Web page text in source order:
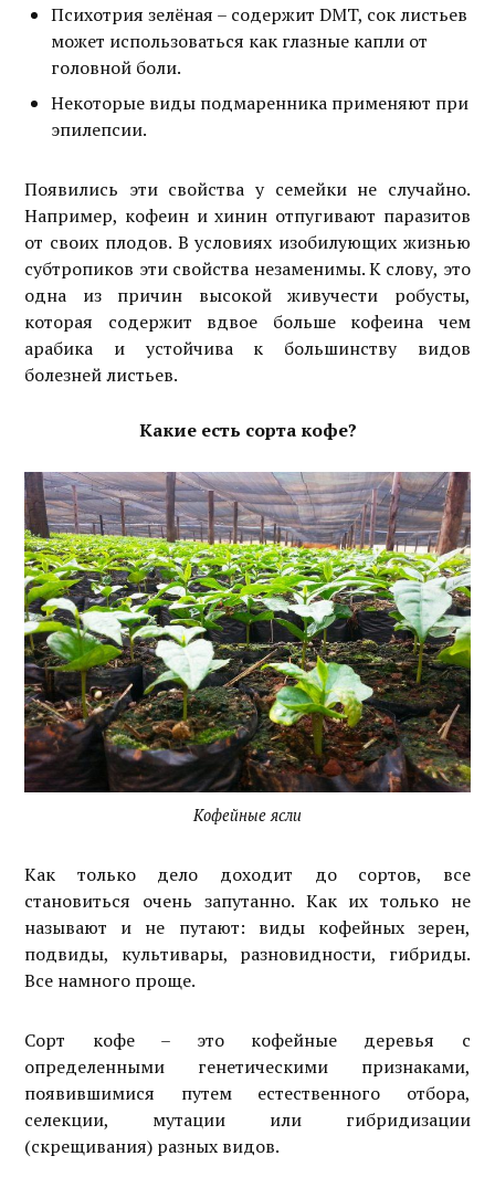
Психотрия зелёная – содержит DMT, сок листьев
может использоваться как глазные капли от
головной боли.
Некоторые виды подмаренника применяют при
эпилепсии.
Появились эти свойства у семейки не случайно.
Например, кофеин и хинин отпугивают паразитов
от своих плодов. В условиях изобилующих жизнью
субтропиков эти свойства незаменимы. К слову, это
одна из причин высокой живучести робусты,
которая содержит вдвое больше кофеина чем
арабика и устойчива к большинству видов
болезней листьев.
Какие есть сорта кофе?
Кофейные ясли
Как только дело доходит до сортов, все
становиться очень запутанно. Как их только не
называют и не путают: виды кофейных зерен,
подвиды, культивары, разновидности, гибриды.
Все намного проще.
Сорт кофе – это кофейные деревья с
определенными генетическими признаками,
появившимися путем естественного отбора,
селекции, мутации или гибридизации
(скрещивания) разных видов.